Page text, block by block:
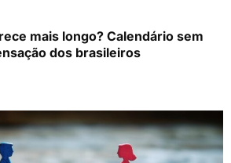
mais longo? Calendário sem
dos brasileiros